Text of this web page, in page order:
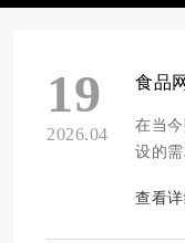
19
2026.04
在当
设的
提升
查看详